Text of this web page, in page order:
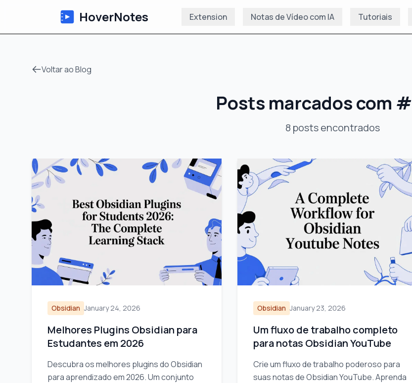
HoverNotes Extension Notas de Vídeo com IA Tutoriais
Voltar ao Blog
Posts marcados com #
8 posts encontrados
Obsidian January 24, 2026
Melhores Plugins Obsidian para
Estudantes em 2026
Descubra os melhores plugins do Obsidian
para aprendizado em 2026. Um conjunto
Obsidian January 23, 2026
Um fluxo de trabalho completo
para notas Obsidian YouTube
Crie um fluxo de trabalho poderoso para
suas notas de Obsidian YouTube. Aprenda